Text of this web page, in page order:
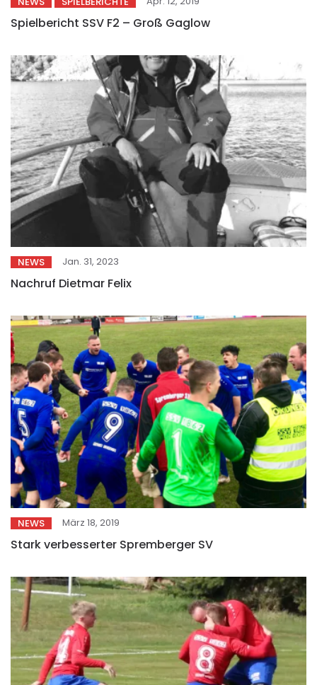
Spielbericht SSV F2 – Groß Gaglow
NEWS Jan. 31, 2023
Nachruf Dietmar Felix
NEWS März 18, 2019
Stark verbesserter Spremberger SV